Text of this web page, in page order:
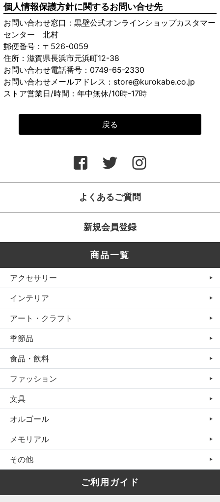
個人情報保護方針に関するお問い合せ先
お問い合わせ窓口：黒壁公式オンラインショップカスタマー
センター 北村
郵便番号：〒526-0059
住所：滋賀県長浜市元浜町12-38
お問い合わせ電話番号：0749-65-2330
お問い合わせメールアドレス：store@kurokabe.co.jp
ストア営業日/時間：年中無休/10時-17時
よくあるご質問
新規会員登録
商品一覧
アクセサリー
インテリア
アート・クラフト
季節品
食品・飲料
ファッション
文具
オルゴール
メモリアル
その他
ご利用ガイド